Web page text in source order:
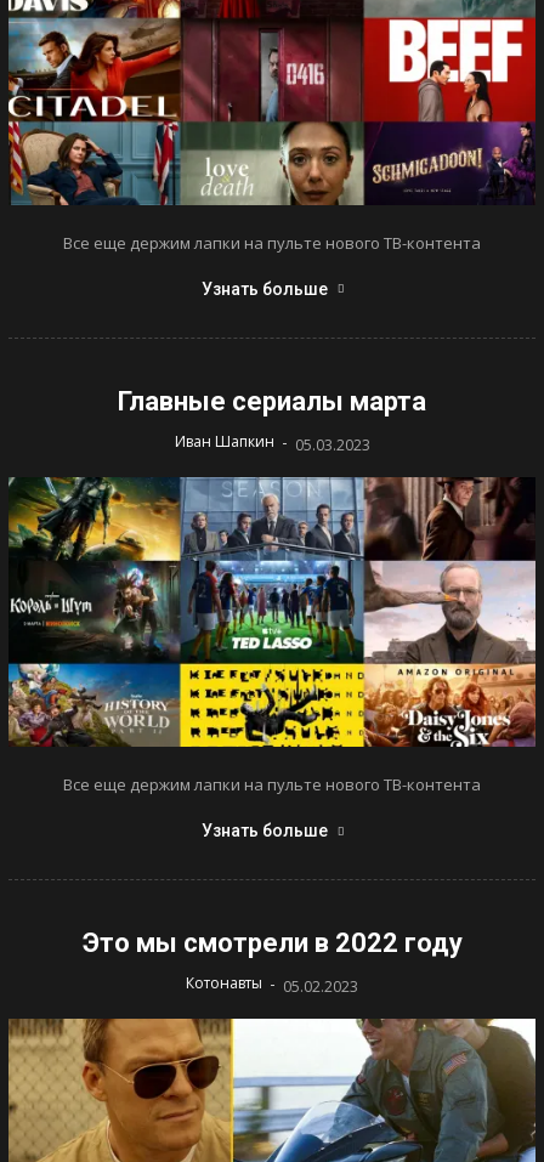
Все еще держим лапки на пульте нового ТВ-контента
Узнать больше
Главные сериалы марта
Иван Шапкин - 05.03.2023
Все еще держим лапки на пульте нового ТВ-контента
Узнать больше
Это мы смотрели в 2022 году
Котонавты - 05.02.2023